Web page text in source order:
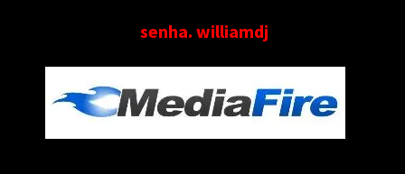
senha. williamdj